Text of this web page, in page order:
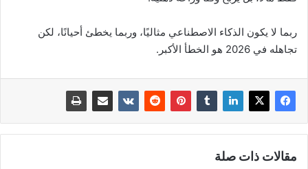
ربما لا يكون الذكاء الاصطناعي مثاليًا، وربما يخطئ أحيانًا، لكن
تجاهله في 2026 هو الخطأ الأكبر.
مقالات ذات صلة